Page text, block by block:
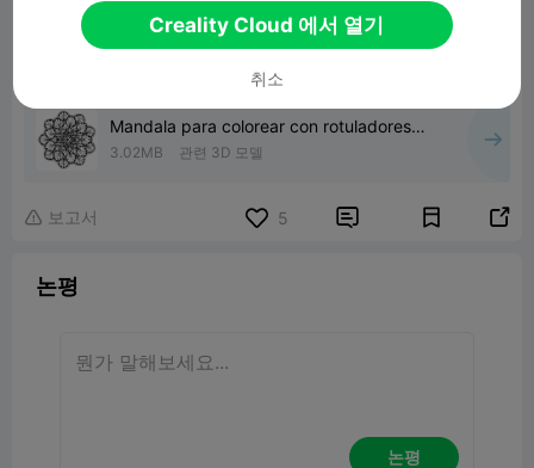
Mandala para colorear con rotuladores
acrílicos
3.02MB 관련 3D 모델
 보고서 5  
논평
논평
Creality Cloud 에서 열기
취소